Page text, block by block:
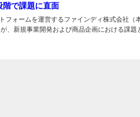
階で課題に直面
フォームを運営するファインディ株式会社（
、新規事業開発および商品企画における課題